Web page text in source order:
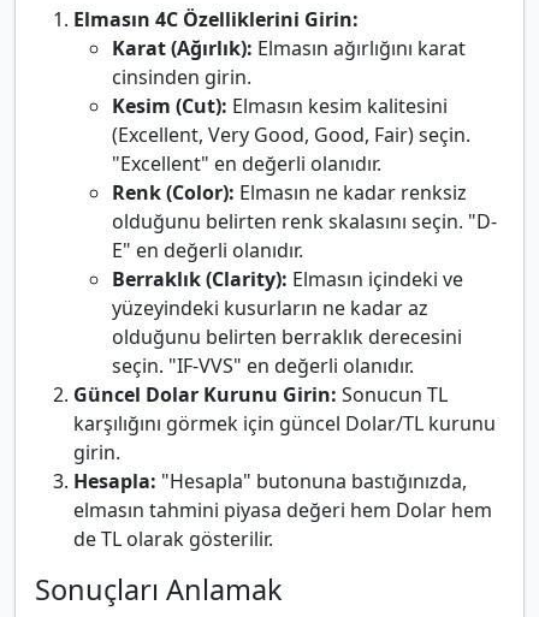
Elmasın 4C Özelliklerini Girin:
Karat (Ağırlık): Elmasın ağırlığını karat
cinsinden girin.
Kesim (Cut): Elmasın kesim kalitesini
(Excellent, Very Good, Good, Fair) seçin.
"Excellent" en değerli olanıdır.
Renk (Color): Elmasın ne kadar renksiz
olduğunu belirten renk skalasını seçin. "D-
E" en değerli olanıdır.
Berraklık (Clarity): Elmasın içindeki ve
yüzeyindeki kusurların ne kadar az
olduğunu belirten berraklık derecesini
seçin. "IF-VVS" en değerli olanıdır.
Güncel Dolar Kurunu Girin: Sonucun TL
karşılığını görmek için güncel Dolar/TL kurunu
girin.
Hesapla: "Hesapla" butonuna bastığınızda,
elmasın tahmini piyasa değeri hem Dolar hem
de TL olarak gösterilir.
Sonuçları Anlamak